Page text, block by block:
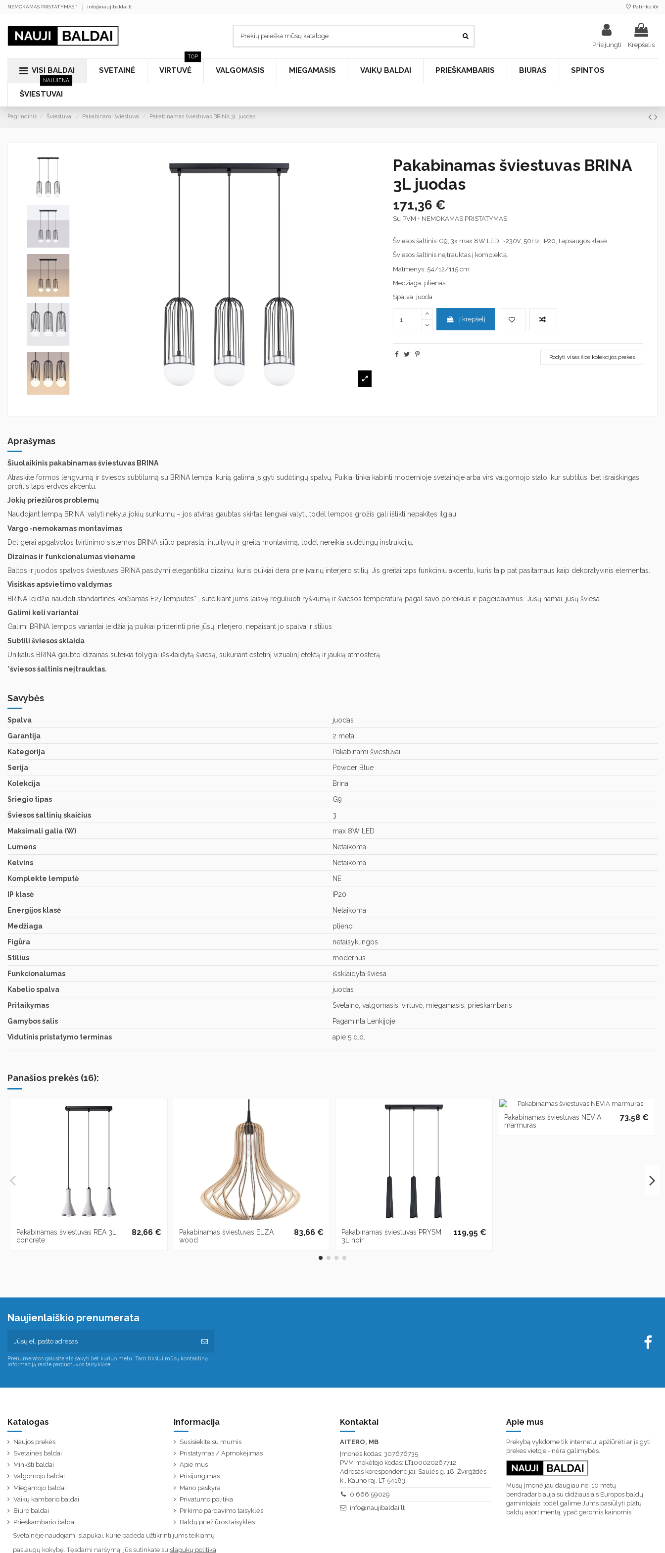
NEMOKAMAS PRISTATYMAS * info@naujibaldai.lt Patinka (0)
Prisijungti Krepšelis
VISI BALDAI SVETAINĖ VIRTUVĖ
TOP
VALGOMASIS MIEGAMASIS VAIKŲ BALDAI PRIEŠKAMBARIS BIURAS SPINTOS
ŠVIESTUVAI
NAUJIENA
Pagrindinis Šviestuvai Pakabinami šviestuvai Pakabinamas šviestuvas BRINA 3L juodas
Pakabinamas šviestuvas BRINA
3L juodas
171,36 €
Su PVM + NEMOKAMAS PRISTATYMAS
Šviesos šaltinis: G9, 3x max 8W LED, ~230V, 50Hz, IP20, I apsaugos klasė
Šviesos šaltinis neįtrauktas į komplektą.
Matmenys: 54/12/115 cm
Medžiaga: plienas
Spalva: juoda
Į krepšelį
Rodyti visas šios kolekcijos prekes
Aprašymas
Šiuolaikinis pakabinamas šviestuvas BRINA
Atraskite formos lengvumą ir šviesos subtilumą su BRINA lempa, kurią galima įsigyti sudėtingų spalvų. Puikiai tinka kabinti modernioje svetainėje arba virš valgomojo stalo, kur subtilus, bet išraiškingas
profilis taps erdvės akcentu.
Jokių priežiūros problemų
Naudojant lempą BRINA, valyti nekyla jokių sunkumų – jos atviras gaubtas skirtas lengvai valyti, todėl lempos grožis gali išlikti nepakitęs ilgiau.
Vargo -nemokamas montavimas
Dėl gerai apgalvotos tvirtinimo sistemos BRINA siūlo paprastą, intuityvų ir greitą montavimą, todėl nereikia sudėtingų instrukcijų.
Dizainas ir funkcionalumas viename
Baltos ir juodos spalvos šviestuvas BRINA pasižymi elegantišku dizainu, kuris puikiai dera prie įvairių interjero stilių. Jis greitai taps funkciniu akcentu, kuris taip pat pasitarnaus kaip dekoratyvinis elementas.
Visiškas apšvietimo valdymas
BRINA leidžia naudoti standartines keičiamas E27 lemputes* , suteikiant jums laisvę reguliuoti ryškumą ir šviesos temperatūrą pagal savo poreikius ir pageidavimus. Jūsų namai, jūsų šviesa.
Galimi keli variantai
Galimi BRINA lempos variantai leidžia ją puikiai priderinti prie jūsų interjero, nepaisant jo spalva ir stilius
Subtili šviesos sklaida
Unikalus BRINA gaubto dizainas suteikia tolygiai išsklaidytą šviesą, sukuriant estetinį vizualinį efektą ir jaukią atmosferą. .
*šviesos šaltinis neįtrauktas.
Savybės
Spalva
juodas
Garantija
2 metai
Kategorija
Pakabinami šviestuvai
Serija
Powder Blue
Kolekcija
Brina
Sriegio tipas
G9
Šviesos šaltinių skaičius
3
Maksimali galia (W)
max 8W LED
Lumens
Netaikoma
Kelvins
Netaikoma
Komplekte lemputė
NE
IP klasė
IP20
Energijos klasė
Netaikoma
Medžiaga
plieno
Figūra
netaisyklingos
Stilius
modernus
Funkcionalumas
išsklaidyta šviesa
Kabelio spalva
juodas
Pritaikymas
Svetainė, valgomasis, virtuvė, miegamasis, prieškambaris
Gamybos šalis
Pagaminta Lenkijoje
Vidutinis pristatymo terminas
apie 5 d.d.
Panašios prekės (16):
Pakabinamas šviestuvas REA 3L
concrete
82,66 €
Pakabinamas šviestuvas ELZA
wood
83,66 €
Pakabinamas šviestuvas PRYSM
3L noir
119,95 €
Pakabinamas šviestuvas NEVIA
marmuras
73,58 €
Naujienlaiškio prenumerata
Prenumeratos galėsite atsisakyti bet kuriuo metu. Tam tikslui mūsų kontaktinę
informaciją rasite parduotuvės taisyklėse.
Katalogas
Naujos prekės
Svetainės baldai
Minkšti baldai
Valgomojo baldai
Miegamojo baldai
Vaikų kambario baldai
Biuro baldai
Prieškambario baldai
Informacija
Susisiekite su mumis
Pristatymas / Apmokėjimas
Apie mus
Prisijungimas
Mano paskyra
Privatumo politika
Pirkimo pardavimo taisyklės
Baldų priežiūros taisyklės
Kontaktai
AITERO, MB
Įmonės kodas: 307676735,
PVM mokėtojo kodas: LT100020267712
Adresas korespondencijai: Saulės g. 18, Žvirgždės
k., Kauno raj. LT-54183
0 666 59029
info@naujibaldai.lt
Apie mus
Prekybą vykdome tik internetu, apžiūrėti ar įsigyti
prekes vietoje - nėra galimybės.
Mūsų įmonė jau daugiau nei 10 metų
bendradarbiauja su didžiausiais Europos baldų
gamintojais, todėl galime Jums pasiūlyti platų
baldų asortimentą, ypač geromis kainomis.
Svetainėje naudojami slapukai, kurie padeda užtikrinti jums teikiamų
paslaugų kokybę. Tęsdami naršymą, jūs sutinkate su slapukų politika